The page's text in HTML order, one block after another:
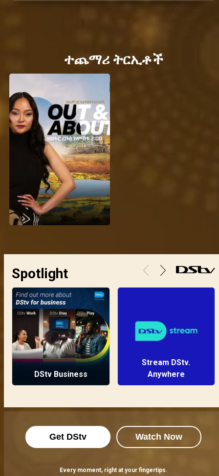
ተጨማሪ ትርኢቶች
Spotlight
DStv Business
Stream DStv.
Anywhere
Get DStv Watch Now
Every moment, right at your fingertips.